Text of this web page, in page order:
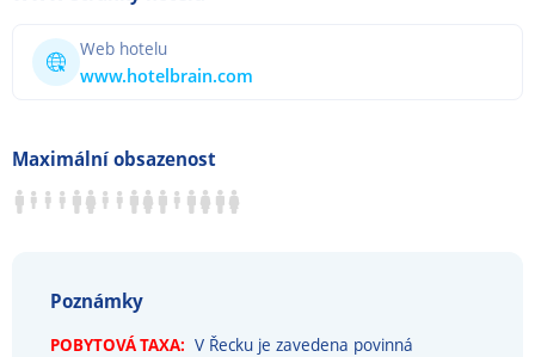
Web hotelu
www.hotelbrain.com
Maximální obsazenost
Poznámky
POBYTOVÁ TAXA: V Řecku je zavedena povinná